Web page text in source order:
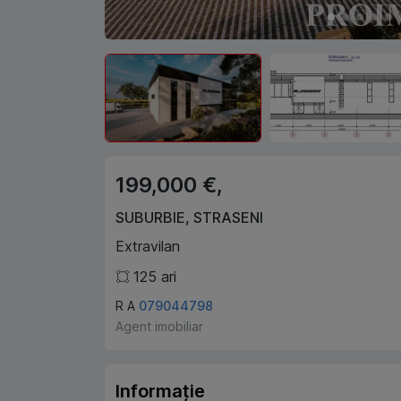
199,000 €,
SUBURBIE, STRASENI
Extravilan
125 ari
R A 079044798
Agent imobiliar
Informație